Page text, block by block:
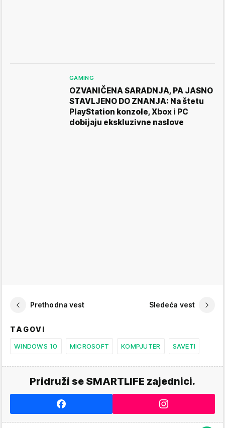
GAMING
OZVANIČENA SARADNJA, PA JASNO
STAVLJENO DO ZNANJA: Na štetu
PlayStation konzole, Xbox i PC
dobijaju ekskluzivne naslove
Prethodna vest Sledeća vest
TAGOVI
WINDOWS 10 MICROSOFT KOMPJUTER SAVETI
Pridruži se SMARTLIFE zajednici.